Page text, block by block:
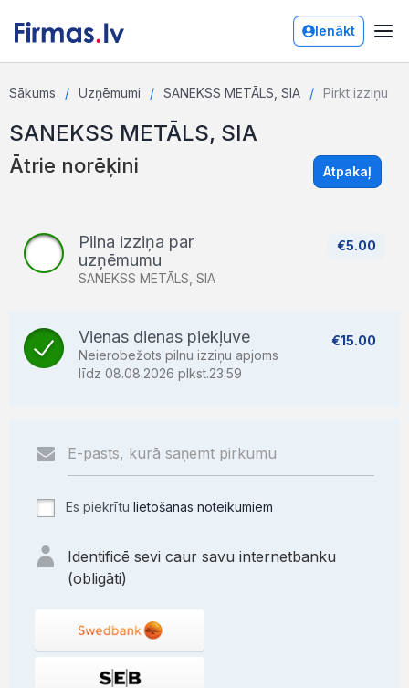
Ienākt
Sākums Uzņēmumi SANEKSS METĀLS, SIA Pirkt izziņu
SANEKSS METĀLS, SIA
Ātrie norēķini Atpakaļ
€5.00
Pilna izziņa par
uzņēmumu
SANEKSS METĀLS, SIA
€15.00
Vienas dienas piekļuve
Neierobežots pilnu izziņu apjoms
līdz 08.08.2026 plkst.23:59
Es piekrītu lietošanas noteikumiem
Identificē sevi caur savu internetbanku
(obligāti)